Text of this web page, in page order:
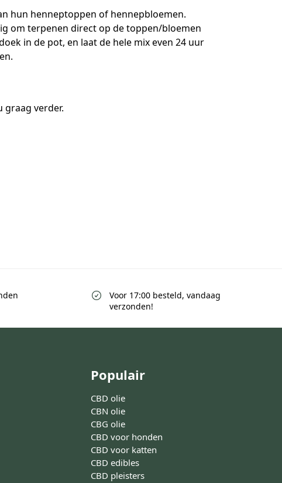
hun henneptoppen of hennepbloemen.
om terpenen direct op de toppen/bloemen
in de pot, en laat de hele mix even 24 uur
graag verder.
Voor 17:00 besteld, vandaag
verzonden!
Populair
CBD olie
CBN olie
CBG olie
CBD voor honden
CBD voor katten
CBD edibles
CBD pleisters